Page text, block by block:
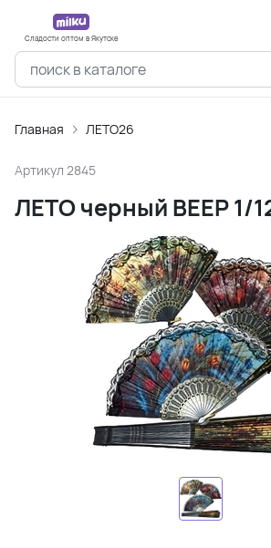
Сладости оптом в Якутске
Главная ЛЕТО26
Артикул 2845
ЛЕТО черный ВЕЕР 1/